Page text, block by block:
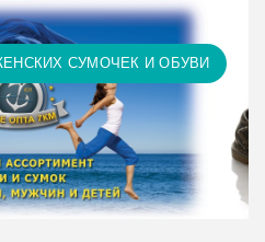
СУМОЧЕК И ОБУВИ